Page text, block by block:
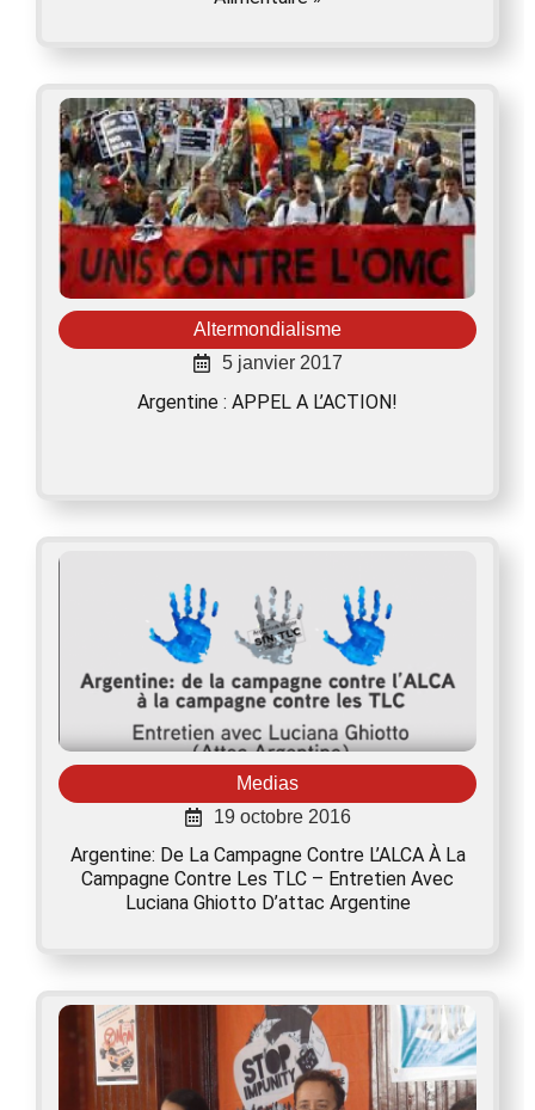
Altermondialisme
5 janvier 2017
Argentine : APPEL A L’ACTION!
Medias
19 octobre 2016
Argentine: De La Campagne Contre L’ALCA À La
Campagne Contre Les TLC – Entretien Avec
Luciana Ghiotto D’attac Argentine